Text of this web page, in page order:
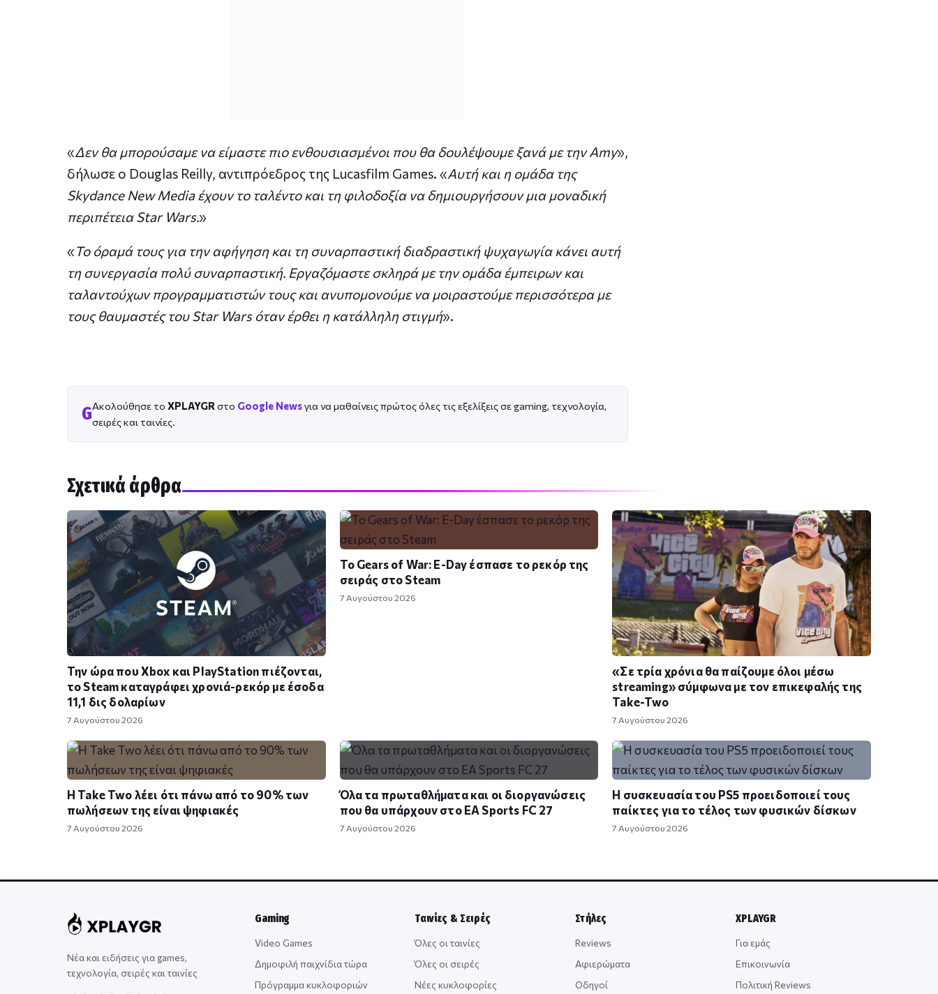
«Δεν θα μπορούσαμε να είμαστε πιο ενθουσιασμένοι που θα δουλέψουμε ξανά με την Amy»,
δήλωσε ο Douglas Reilly, αντιπρόεδρος της Lucasfilm Games. «Αυτή και η ομάδα της
Skydance New Media έχουν το ταλέντο και τη φιλοδοξία να δημιουργήσουν μια μοναδική
περιπέτεια Star Wars.»
«Το όραμά τους για την αφήγηση και τη συναρπαστική διαδραστική ψυχαγωγία κάνει αυτή
τη συνεργασία πολύ συναρπαστική. Εργαζόμαστε σκληρά με την ομάδα έμπειρων και
ταλαντούχων προγραμματιστών τους και ανυπομονούμε να μοιραστούμε περισσότερα με
τους θαυμαστές του Star Wars όταν έρθει η κατάλληλη στιγμή».
GΑκολούθησε το XPLAYGR στο Google Newsγια να μαθαίνεις πρώτος όλες τις εξελίξεις σε gaming, τεχνολογία,
σειρές και ταινίες.
Σχετικά άρθρα
Την ώρα που Xbox και PlayStation πιέζονται,
το Steam καταγράφει χρονιά-ρεκόρ με έσοδα
11,1 δις δολαρίων
7 Αυγούστου 2026
Το Gears of War: E-Day έσπασε το ρεκόρ της
σειράς στο Steam
7 Αυγούστου 2026
«Σε τρία χρόνια θα παίζουμε όλοι μέσω
streaming» σύμφωνα με τον επικεφαλής της
Take-Two
7 Αυγούστου 2026
Η Take Twο λέει ότι πάνω από το 90% των
πωλήσεων της είναι ψηφιακές
7 Αυγούστου 2026
Όλα τα πρωταθλήματα και οι διοργανώσεις
που θα υπάρχουν στο EA Sports FC 27
7 Αυγούστου 2026
Η συσκευασία του PS5 προειδοποιεί τους
παίκτες για το τέλος των φυσικών δίσκων
7 Αυγούστου 2026
Νέα και ειδήσεις για games,
τεχνολογία, σειρές και ταινίες
Gaming
Video Games
Δημοφιλή παιχνίδια τώρα
Πρόγραμμα κυκλοφοριών
Ταινίες & Σειρές
Όλες οι ταινίες
Όλες οι σειρές
Νέες κυκλοφορίες
Στήλες
Reviews
Αφιερώματα
Οδηγοί
XPLAYGR
Για εμάς
Επικοινωνία
Πολιτική Reviews